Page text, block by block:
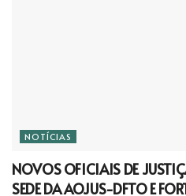
NOTÍCIAS
NOVOS OFICIAIS DE
SEDE DA AOJUS-DFTO E